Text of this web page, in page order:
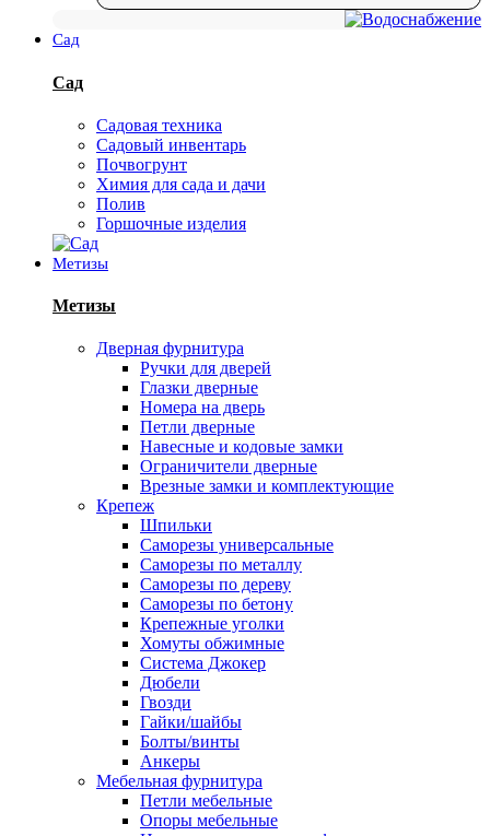
Сад
Сад
Садовая техника
Садовый инвентарь
Почвогрунт
Химия для сада и дачи
Полив
Горшочные изделия
Метизы
Метизы
Дверная фурнитура
Ручки для дверей
Глазки дверные
Номера на дверь
Петли дверные
Навесные и кодовые замки
Ограничители дверные
Врезные замки и комплектующие
Крепеж
Шпильки
Саморезы универсальные
Саморезы по металлу
Саморезы по дереву
Саморезы по бетону
Крепежные уголки
Хомуты обжимные
Система Джокер
Дюбели
Гвозди
Гайки/шайбы
Болты/винты
Анкеры
Мебельная фурнитура
Петли мебельные
Опоры мебельные